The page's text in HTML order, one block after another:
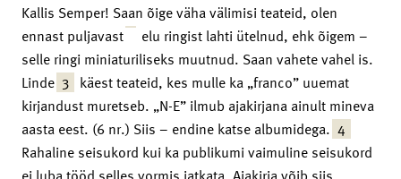
Kallis Semper! Saan õige väha välimisi teateid, olen
ennast puljavast
elu ringist lahti ütelnud, ehk õigem –
selle ringi miniaturiliseks muutnud. Saan vahete vahel is.
Linde 3 käest teateid, kes mulle ka „franco” uuemat
kirjandust muretseb. „N-E” ilmub ajakirjana ainult mineva
aasta eest. (6 nr.) Siis – endine katse albumidega. 4
Rahaline seisukord kui ka publikumi vaimuline seisukord